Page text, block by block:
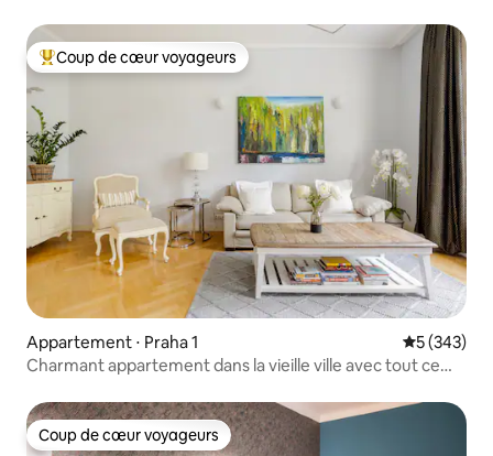
Coups de cœur voyageurs les plus appréciés
Coup de cœur voyageurs
Appartement ⋅ Praha 1 Évaluation
5 (343)
Charmant appartement dans la vieille ville avec tout ce
Coup de cœur voyageurs
Coup de cœur voyageurs